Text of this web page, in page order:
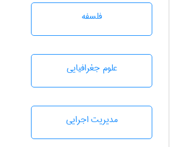
فلسفه
علوم جغرافيايی
مديريت اجرايی